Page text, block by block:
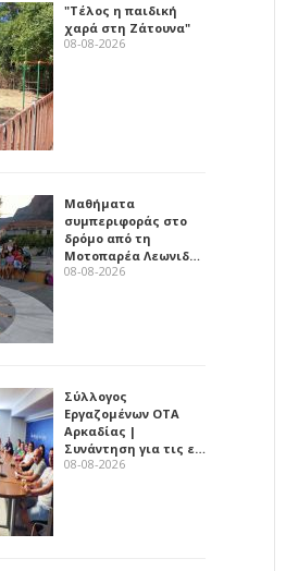
"Τέλος η παιδική
χαρά στη Ζάτουνα"
08-08-2026
Μαθήματα
συμπεριφοράς στο
δρόμο από τη
Μοτοπαρέα Λεωνιδ…
08-08-2026
Σύλλογος
Εργαζομένων ΟΤΑ
Αρκαδίας |
Συνάντηση για τις ε…
08-08-2026